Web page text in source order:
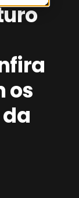
os